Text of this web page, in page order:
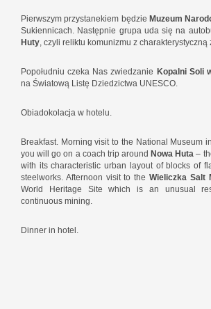
Pierwszym przystanekiem będzie Muzeum
Sukiennicach. Następnie grupa uda się na
Huty, czyli reliktu komunizmu z charakterystyczną
Popołudniu czeka Nas zwiedzanie Kopalni Soli
na Światową Listę Dziedzictwa UNESCO.
Obiadokolacja w hotelu.
Breakfast. Morning visit to the National Museum
you will go on a coach trip around Nowa Huta –
with its characteristic urban layout of blocks of
steelworks. Afternoon visit to the Wieliczka Salt
World Heritage Site which is an unusual
continuous mining.
Dinner in hotel.